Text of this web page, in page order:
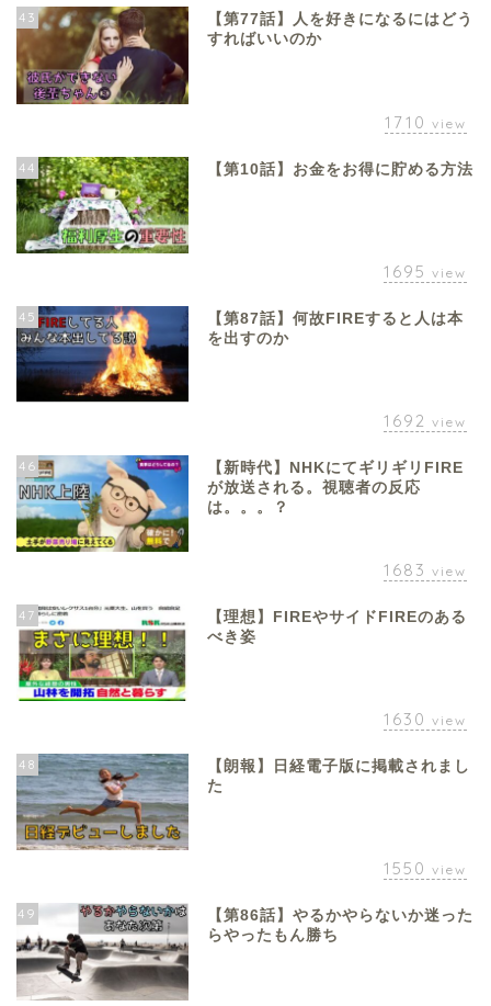
43
【第77話】人を好きになるにはどう
すればいいのか
1710 view
44 【第10話】お金をお得に貯める方法
1695 view
45
【第87話】何故FIREすると人は本
を出すのか
1692 view
46
【新時代】NHKにてギリギリFIRE
が放送される。視聴者の反応
は。。。？
1683 view
47
【理想】FIREやサイドFIREのある
べき姿
1630 view
48
【朗報】日経電子版に掲載されまし
た
1550 view
49
【第86話】やるかやらないか迷った
らやったもん勝ち